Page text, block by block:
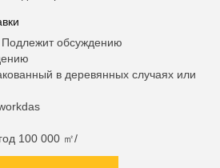
Подлежит обсуждению
в деревянных случаях или
100 000 ㎡/